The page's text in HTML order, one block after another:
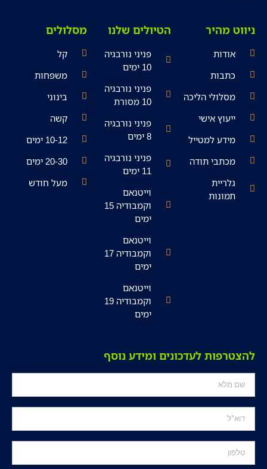
ניווט מהיר
אודות
כתבות
מסלולי הליכה
ייעוץ אישי
מידע למטייל
מכתבי תודה
גלריית
תמונות
הטיולים שלנו
פניני נורבגיה
10 ימים
פניני נורבגיה
10 מסורת
פניני נורבגיה
8 ימים
פניני נורבגיה
11 ימים
וייטנאם
וקמבודיה 15
ימים
וייטנאם
וקמבודיה 17
ימים
וייטנאם
וקמבודיה 19
ימים
מסלולים
קל
משפחות
בינוני
קשה
10-12 ימים
20-30 ימים
מעל חודש
להצטרפות לעדכונים ומידע נוסף